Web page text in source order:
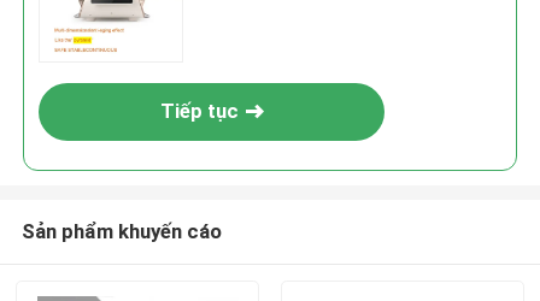
Tiếp tục
Sản phẩm khuyến cáo